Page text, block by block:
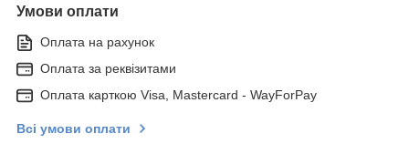
Умови оплати
Оплата на рахунок
Оплата за реквізитами
Оплата карткою Visa, Mastercard - WayForPay
Всі умови оплати